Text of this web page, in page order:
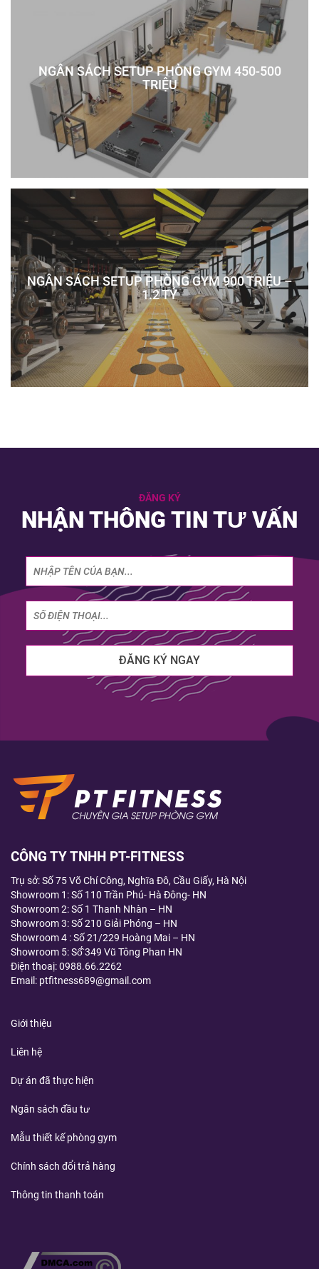
NGÂN SÁCH SETUP PHÒNG GYM 450-500
TRIỆU
NGÂN SÁCH SETUP PHÒNG GYM 900 TRIỆU –
1.2 TỶ
ĐĂNG KÝ
NHẬN THÔNG TIN TƯ VẤN
CÔNG TY TNHH PT-FITNESS
Trụ sở: Số 75 Võ Chí Công, Nghĩa Đô, Cầu Giấy, Hà Nội
Showroom 1: Số 110 Trần Phú- Hà Đông- HN
Showroom 2: Số 1 Thanh Nhàn – HN
Showroom 3: Số 210 Giải Phóng – HN
Showroom 4 : Số 21/229 Hoàng Mai – HN
Showroom 5: Số̂́ 349 Vũ Tông Phan HN
Điện thoaị:0988.66.2262
Email: ptfitness689@gmail.com
Giới thiệu
Liên hệ
Dự án đã thực hiện
Ngân sách đầu tư
Mẫu thiết kế phòng gym
Chính sách đổi trả hàng
Thông tin thanh toán